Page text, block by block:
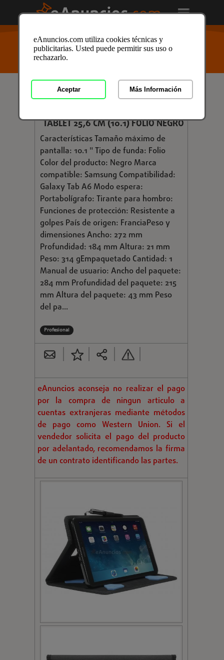
USTED ESTÁ AQUÍ>Anuncios clasificados/ Telefonía
Moviles/Fundas/Fundas en Guipúzcoa/ Anuncio ID:
3225106
€ 72,04
TABLET 25,6 CM (10.1) FOLIO NEGRO
Características Tamaño máximo de
pantalla: 10.1 " Tipo de funda: Folio
Color del producto: Negro Marca
compatible: Samsung Compatibilidad:
Galaxy Tab A6 Modo espera:
Portabolígrafo: Tirante para hombro:
Funciones de protección: Resistente a
golpes País de origen: FranciaPeso y
dimensiones Ancho: 272 mm
Profundidad: 184 mm Altura: 21 mm
Peso: 314 gEmpaquetado Cantidad: 1
Manual de usuario: Ancho del paquete:
284 mm Profundidad del paquete: 215
mm Altura del paquete: 43 mm Peso
del pa...
Profesional
eAnuncios aconseja no realizar el pago
por la compra de ningun articulo a
cuentas extranjeras mediante métodos
de pago como Western Union. Si el
vendedor solicita el pago del producto
por adelantado, recomendamos la firma
de un contrato identificando las partes.
eAnuncios.com utiliza cookies técnicas y
publicitarias. Usted puede permitir sus uso o
rechazarlo.
Aceptar Más Información